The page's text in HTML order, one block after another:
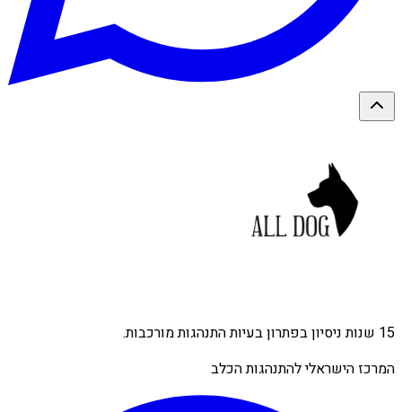
15 שנות ניסיון בפתרון בעיות התנהגות מורכבות.
המרכז הישראלי להתנהגות הכלב